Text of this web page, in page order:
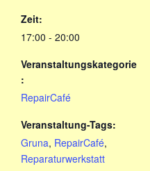
Zeit:
17:00 - 20:00
Veranstaltungskategorie
:
RepairCafé
Veranstaltung-Tags:
Gruna, RepairCafé,
Reparaturwerkstatt